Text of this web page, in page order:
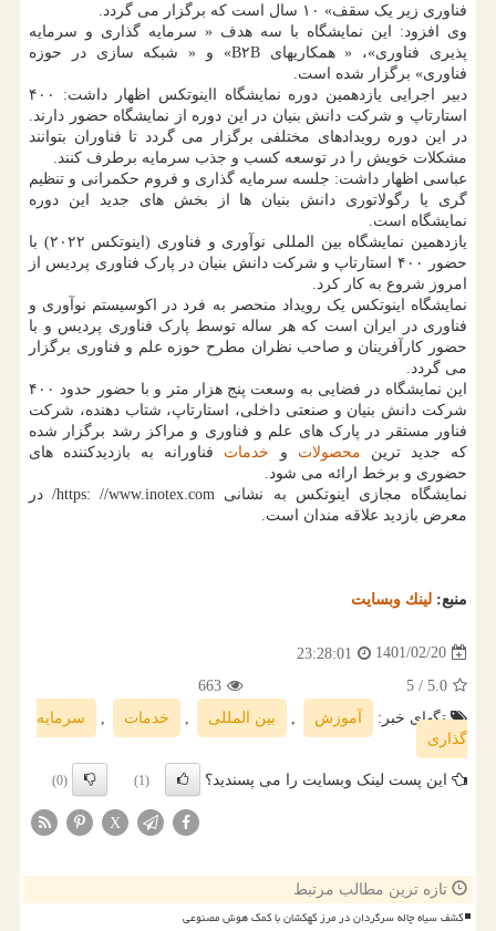
فناوری زیر یک سقف» ۱۰ سال است که برگزار می گردد.
وی افزود: این نمایشگاه با سه هدف « سرمایه گذاری و سرمایه
پذیری فناوری»، « همکاریهای B۲B» و « شبکه سازی در حوزه
فناوری» برگزار شده است.
دبیر اجرایی یازدهمین دوره نمایشگاه ااینوتکس اظهار داشت: ۴۰۰
استارتاپ و شرکت دانش بنیان در این دوره از نمایشگاه حضور دارند.
در این دوره رویدادهای مختلفی برگزار می گردد تا فناوران بتوانند
مشکلات خویش را در توسعه کسب و جذب سرمایه برطرف کنند.
عباسی اظهار داشت: جلسه سرمایه گذاری و فروم حکمرانی و تنظیم
گری یا رگولاتوری دانش بنیان ها از بخش های جدید این دوره
نمایشگاه است.
یازدهمین نمایشگاه بین المللی نوآوری و فناوری (اینوتکس ۲۰۲۲) با
حضور ۴۰۰ استارتاپ و شرکت دانش بنیان در پارک فناوری پردیس از
امروز شروع به کار کرد.
نمایشگاه اینوتکس یک رویداد منحصر به فرد در اکوسیستم نوآوری و
فناوری در ایران است که هر ساله توسط پارک فناوری پردیس و با
حضور کارآفرینان و صاحب نظران مطرح حوزه علم و فناوری برگزار
می گردد.
این نمایشگاه در فضایی به وسعت پنج هزار متر و با حضور حدود ۴۰۰
شرکت دانش بنیان و صنعتی داخلی، استارتاپ، شتاب دهنده، شرکت
فناور مستقر در پارک های علم و فناوری و مراکز رشد برگزار شده
که جدید ترین محصولات و خدمات فناورانه به بازدیدکننده های
حضوری و برخط ارائه می شود.
نمایشگاه مجازی اینوتکس به نشانی https: //www.inotex.com/ در
معرض بازدید علاقه مندان است.
منبع: لینك وبسایت
1401/02/20
23:28:01
5.0
/ 5
663
تگهای خبر:
آموزش , بین المللی , خدمات ,
سرمایه
گذاری
این پست لینک وبسایت را می پسندید؟ (1)
(0)
X
تازه ترین مطالب مرتبط
کشف سیاه چاله سرگردان در مرز کهکشان با کمک هوش مصنوعی